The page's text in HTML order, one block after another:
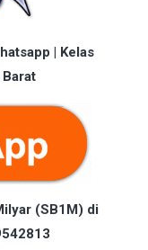
| Kelas
(SB1M) di